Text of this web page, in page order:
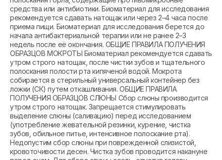
средства или антибиотики. Биоматериал для исследования
рекомендуется сдавать натощак или через 2–4 часа после
приема пищи. Биоматериал для исследования берется до
начала антибактериальной терапии или не ранее 2–3
недель после её окончания. ОБЩИЕ ПРАВИЛА ПОЛУЧЕНИЯ
ОБРАЗЦОВ МОКРОТЫ Биоматериал рекомендуется сдавать
утром строго натощак, после чистки зубов и тщательного
полоскания полости рта кипяченой водой. Мокрота
собирается в стерильный универсальный контейнер без
ложки (СК) путем откашливания. ОБЩИЕ ПРАВИЛА
ПОЛУЧЕНИЯ ОБРАЗЦОВ СЛЮНЫ Сбор слюны производится
утром строго натощак. Запрещается стимулировать
выделение слюны (саливацию) перед исследованием
(употребление жевательной резинки, курение, чистка
зубов, обильное питье, интенсивное полоскание рта).
Недопустим сбор слюны при поврежденной слизистой,
кровоточивости десен. Чистка зубов проводится накануне